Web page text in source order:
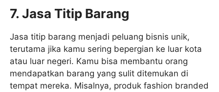
7. Jasa Titip Barang
Jasa titip barang menjadi peluang bisnis unik,
terutama jika kamu sering bepergian ke luar kota
atau luar negeri. Kamu bisa membantu orang
mendapatkan barang yang sulit ditemukan di
tempat mereka. Misalnya, produk fashion branded